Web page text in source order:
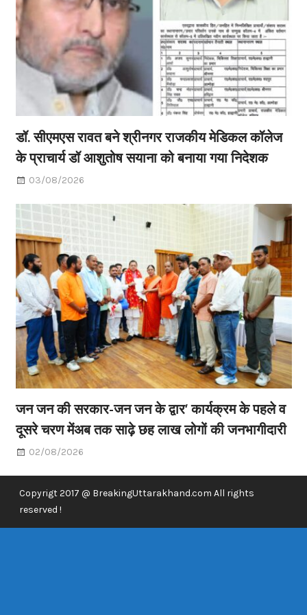
डॉ. सीएमएस रावत बने श्रीनगर राजकीय मेडिकल कॉलेज
के प्राचार्य डॉ आशुतोष सयाना को बनाया गया निदेशक
03/08/2026
जन जन की सरकार-जन जन के द्वार’ कार्यक्रम के पहले व
दूसरे चरण मेंअब तक साढ़े छह लाख लोगों की जनभागीदारी
02/08/2026
Copyrigt 2017 @ BreakingUttarakhand.com All rights
reserved !